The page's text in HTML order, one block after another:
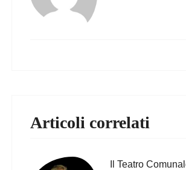
Articoli correlati
Il Teatro